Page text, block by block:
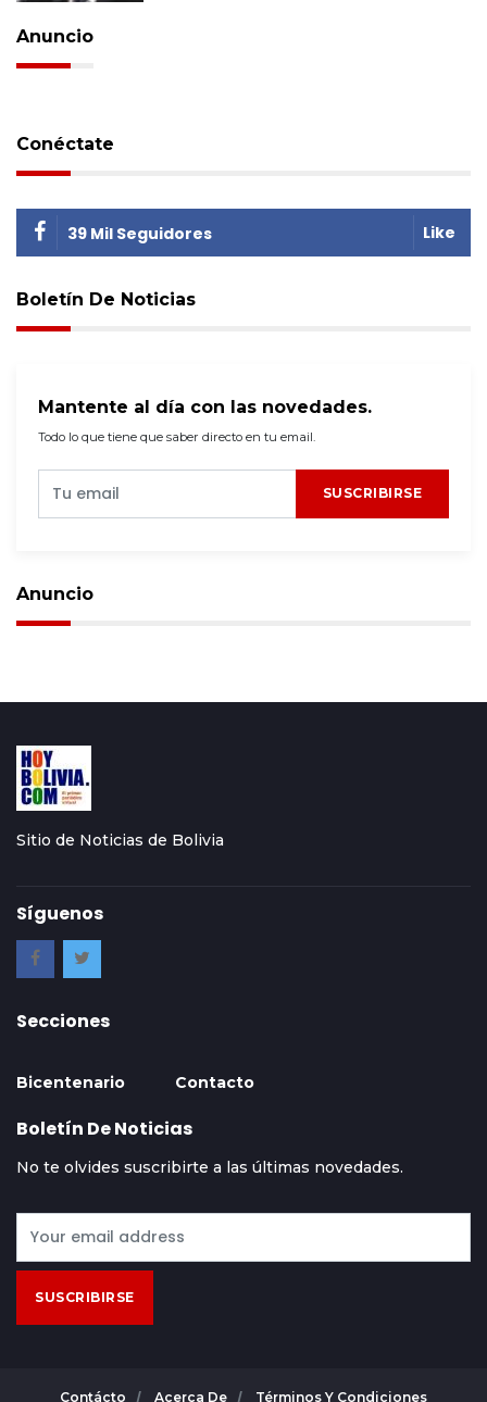
Anuncio
Conéctate
39 Mil Seguidores Like
Boletín De Noticias
Mantente al día con las novedades.
Todo lo que tiene que saber directo en tu email.
SUSCRIBIRSE
Anuncio
Sitio de Noticias de Bolivia
Síguenos
Secciones
Bicentenario Contacto
Boletín De Noticias
No te olvides suscribirte a las últimas novedades.
SUSCRIBIRSE
Contácto Acerca De Términos Y Condiciones